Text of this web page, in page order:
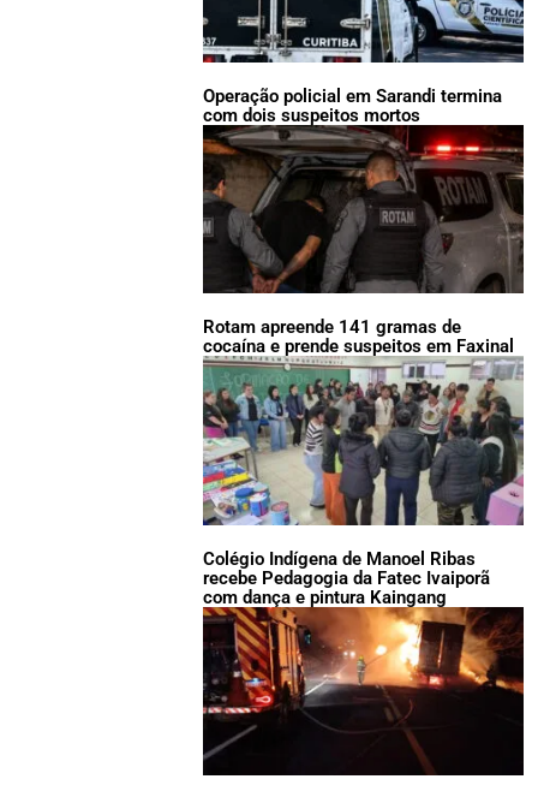
Operação policial em Sarandi termina
com dois suspeitos mortos
Rotam apreende 141 gramas de
cocaína e prende suspeitos em Faxinal
Colégio Indígena de Manoel Ribas
recebe Pedagogia da Fatec Ivaiporã
com dança e pintura Kaingang